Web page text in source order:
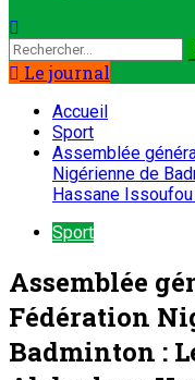
Le journal
Accueil
Sport
Assemblée
Nigérienne de
Hassane
Sport
Assemblée
Fédération
Badminton :